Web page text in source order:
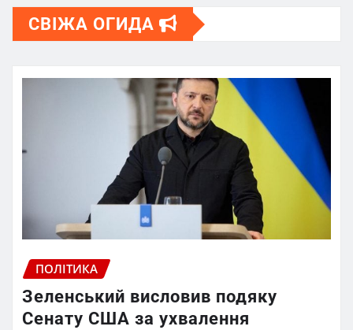
СВІЖА ОГИДА
ПОЛІТИКА
Зеленський висловив подяку
Сенату США за ухвалення